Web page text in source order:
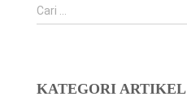
C
a
n
Cari …
KATEGORI ARTIKEL